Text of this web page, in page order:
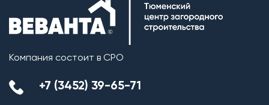
Компания состоит в СРО
+7 (3452) 39-65-71